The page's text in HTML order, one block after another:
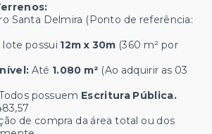
Santa Delmira (Ponto de referência:
lote possui 12m x 30m (360 m² por
Até 1.080 m² (Ao adquirir as 03
possuem Escritura Pública.
de compra da área total ou dos